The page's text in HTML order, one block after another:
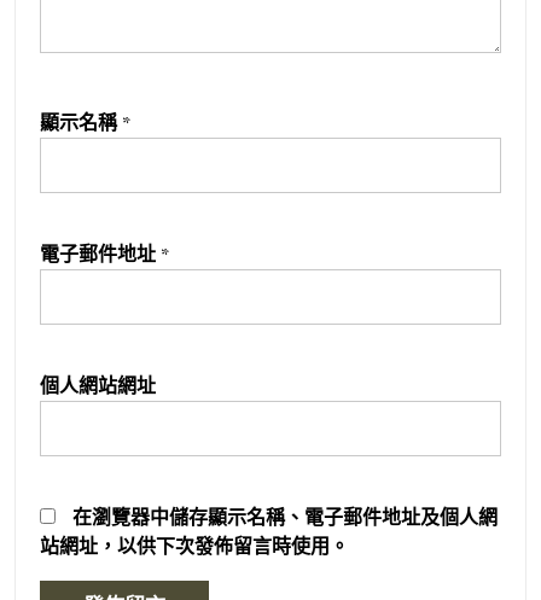
顯示名稱 *
電子郵件地址 *
個人網站網址
在瀏覽器中儲存顯示名稱、電子郵件地址及個人網
站網址，以供下次發佈留言時使用。